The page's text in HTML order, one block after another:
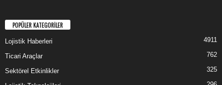
POPÜLER KATEGORİLER
Lojistik Haberleri 4911
Ticari Araçlar 762
Sektörel Etkinlikler 325